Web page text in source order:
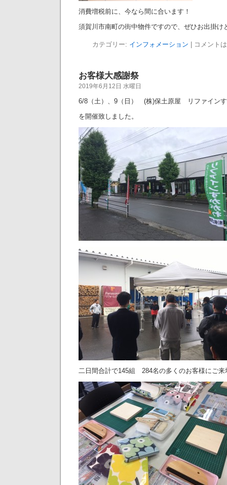
消費増税前に、今なら間に合います！
須賀川市南町の街中物件ですので、ぜひお出掛け
カテゴリー: インフォメーション コメント
お客様大感謝祭
2019年6月12日 水曜日
6/8（土）、9（日） (株)保土原屋 リファイン
を開催致しました。
二日間合計で145組 284名の多くのお客様にご来